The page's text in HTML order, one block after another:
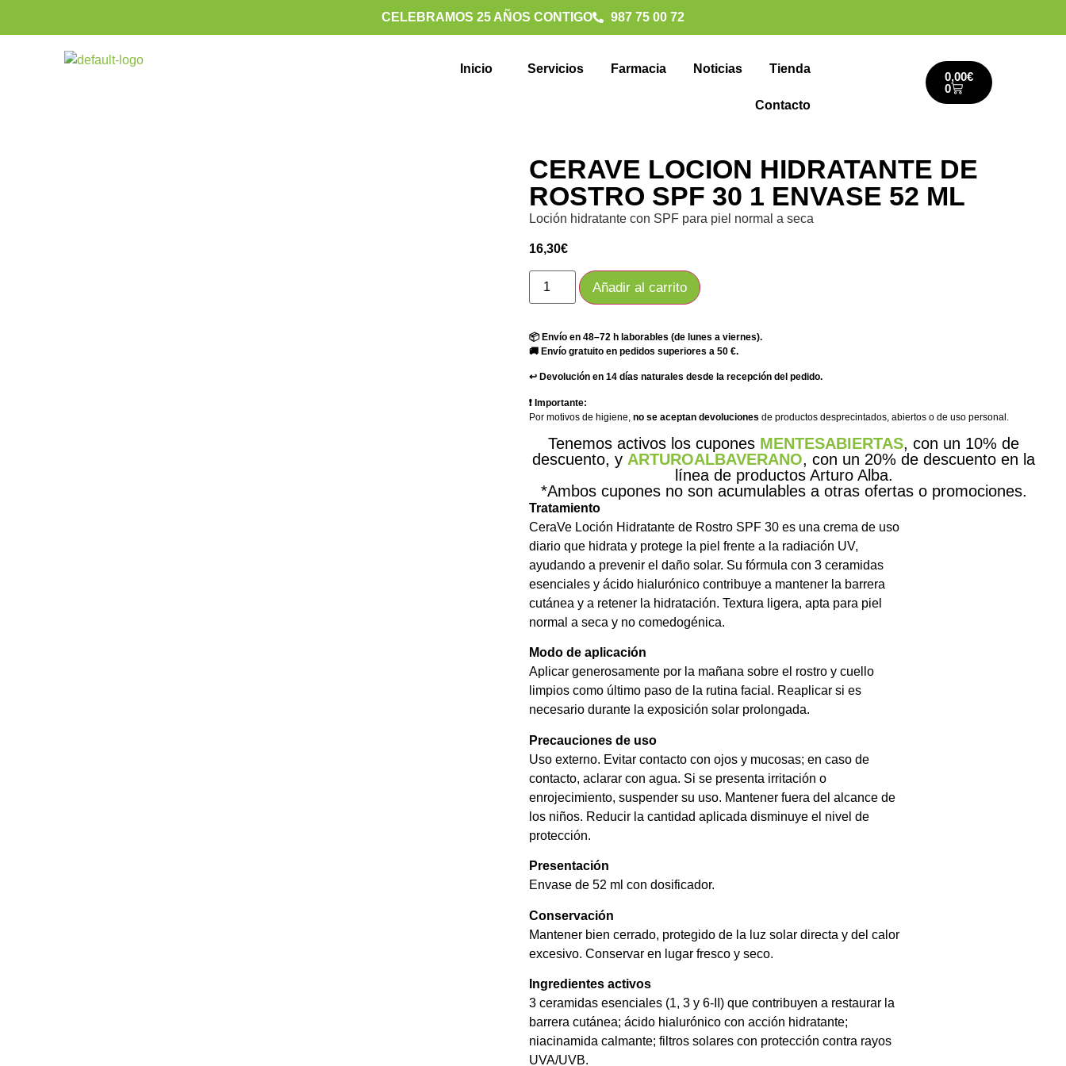
CELEBRAMOS 25 AÑOS CONTIGO 987 75 00 72
Inicio Servicios Farmacia Noticias Tienda
Contacto
0,00€
0
CERAVE LOCION HIDRATANTE DE
ROSTRO SPF 30 1 ENVASE 52 ML
Loción hidratante con SPF para piel normal a seca
16,30€
Añadir al carrito
📦 Envío en 48–72 h laborables (de lunes a viernes).
🚚 Envío gratuito en pedidos superiores a 50 €.
↩️ Devolución en 14 días naturales desde la recepción del pedido.
❗ Importante:
Por motivos de higiene,no se aceptan devoluciones de productos desprecintados, abiertos o de uso personal.
Tenemos activos los cupones MENTESABIERTAS, con un 10% de
descuento, y ARTUROALBAVERANO, con un 20% de descuento en la
línea de productos Arturo Alba.
*Ambos cupones no son acumulables a otras ofertas o promociones.
Tratamiento
CeraVe Loción Hidratante de Rostro SPF 30 es una crema de uso
diario que hidrata y protege la piel frente a la radiación UV,
ayudando a prevenir el daño solar. Su fórmula con 3 ceramidas
esenciales y ácido hialurónico contribuye a mantener la barrera
cutánea y a retener la hidratación. Textura ligera, apta para piel
normal a seca y no comedogénica.
Modo de aplicación
Aplicar generosamente por la mañana sobre el rostro y cuello
limpios como último paso de la rutina facial. Reaplicar si es
necesario durante la exposición solar prolongada.
Precauciones de uso
Uso externo. Evitar contacto con ojos y mucosas; en caso de
contacto, aclarar con agua. Si se presenta irritación o
enrojecimiento, suspender su uso. Mantener fuera del alcance de
los niños. Reducir la cantidad aplicada disminuye el nivel de
protección.
Presentación
Envase de 52 ml con dosificador.
Conservación
Mantener bien cerrado, protegido de la luz solar directa y del calor
excesivo. Conservar en lugar fresco y seco.
Ingredientes activos
3 ceramidas esenciales (1, 3 y 6-II) que contribuyen a restaurar la
barrera cutánea; ácido hialurónico con acción hidratante;
niacinamida calmante; filtros solares con protección contra rayos
UVA/UVB.